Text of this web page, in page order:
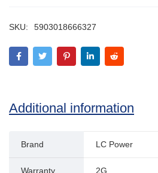
SKU: 5903018666327
Additional information
Brand LC Power
Warranty 2G